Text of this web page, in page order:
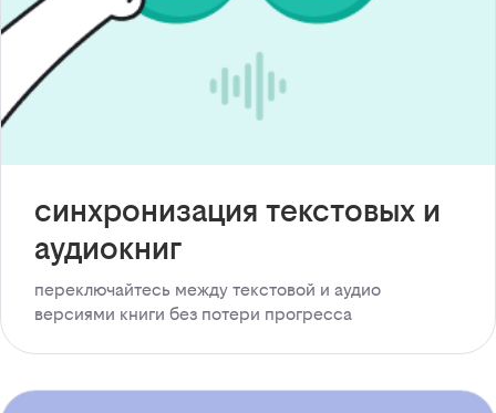
синхронизация текстовых и
аудиокниг
переключайтесь между текстовой и аудио
версиями книги без потери прогресса